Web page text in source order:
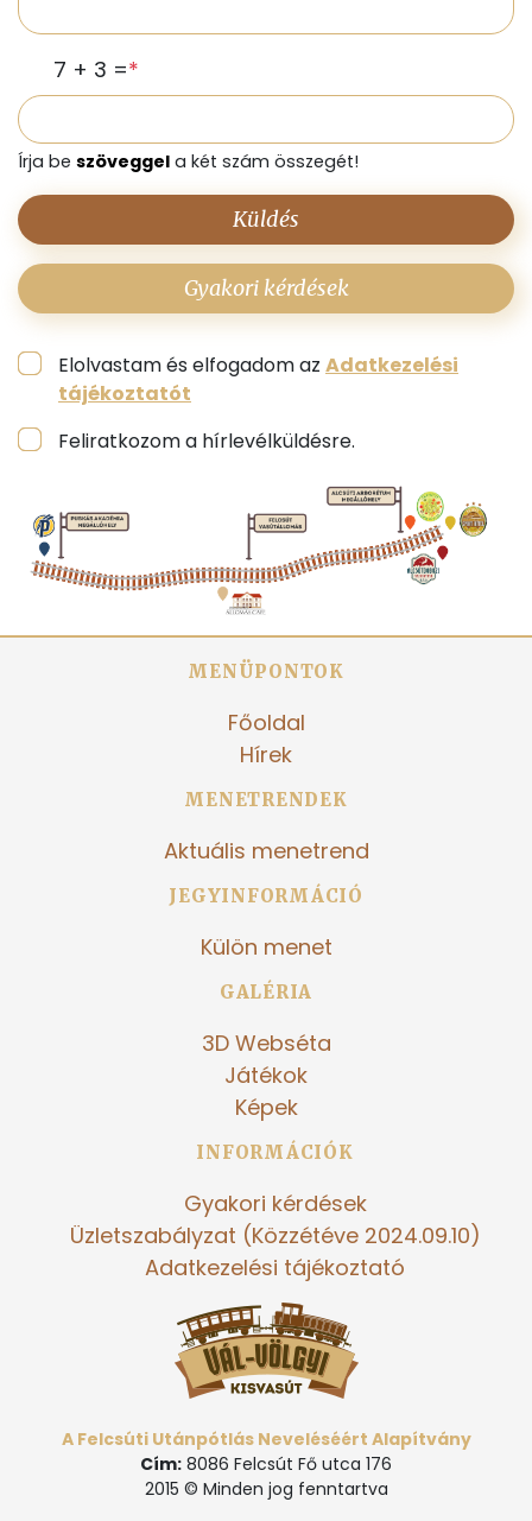
7 + 3 =*
Írja be szöveggel a két szám összegét!
Küldés
Gyakori kérdések
Elolvastam és elfogadom az Adatkezelési
tájékoztatót
Feliratkozom a hírlevélküldésre.
A Felcsúti Utánpótlás Neveléséért Alapítvány
Cím: 8086 Felcsút Fő utca 176
2015 © Minden jog fenntartva
MENÜPONTOK
Főoldal
Hírek
MENETRENDEK
Aktuális menetrend
JEGYINFORMÁCIÓ
Külön menet
GALÉRIA
3D Webséta
Játékok
Képek
INFORMÁCIÓK
Gyakori kérdések
Üzletszabályzat (Közzétéve 2024.09.10)
Adatkezelési tájékoztató